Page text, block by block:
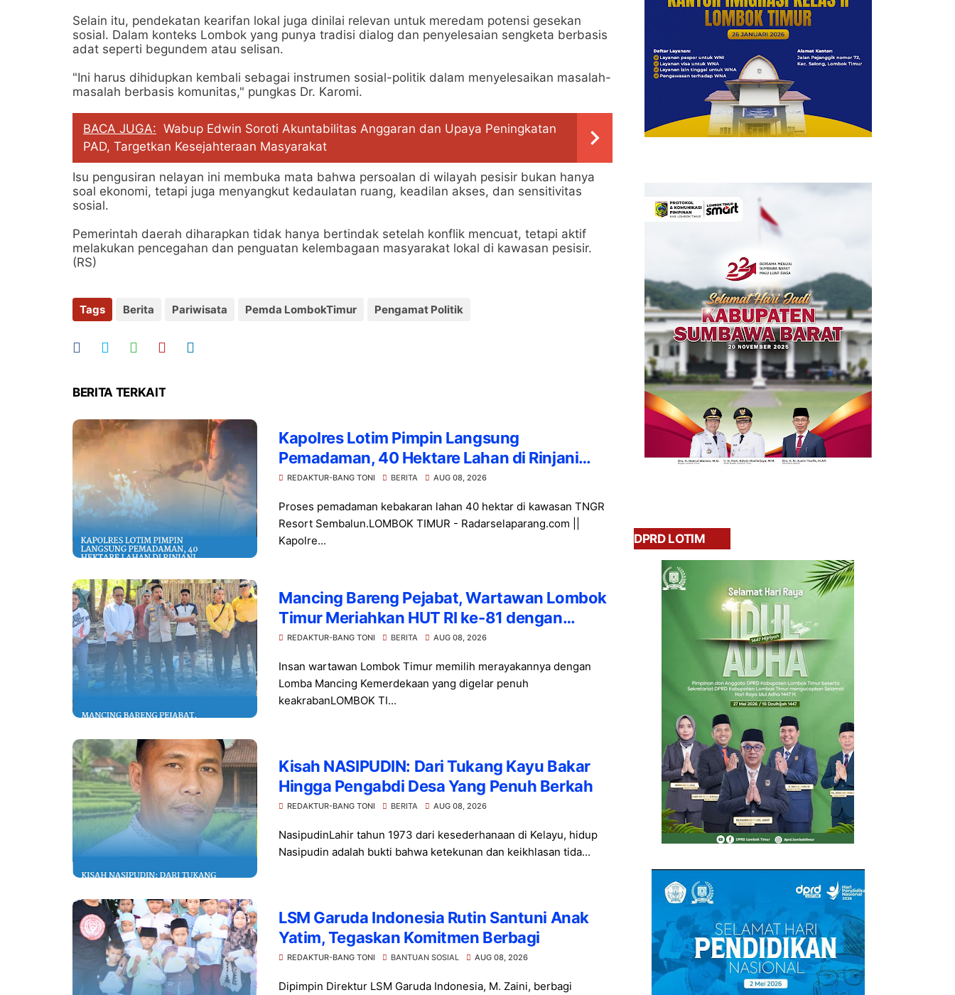
Selain itu, pendekatan kearifan lokal juga dinilai relevan untuk meredam potensi gesekan
sosial. Dalam konteks Lombok yang punya tradisi dialog dan penyelesaian sengketa berbasis
adat seperti begundem atau selisan.
"Ini harus dihidupkan kembali sebagai instrumen sosial-politik dalam menyelesaikan masalah-
masalah berbasis komunitas," pungkas Dr. Karomi.
BACA JUGA: Wabup Edwin Soroti Akuntabilitas Anggaran dan Upaya Peningkatan
PAD, Targetkan Kesejahteraan Masyarakat
Isu pengusiran nelayan ini membuka mata bahwa persoalan di wilayah pesisir bukan hanya
soal ekonomi, tetapi juga menyangkut kedaulatan ruang, keadilan akses, dan sensitivitas
sosial.
Pemerintah daerah diharapkan tidak hanya bertindak setelah konflik mencuat, tetapi aktif
melakukan pencegahan dan penguatan kelembagaan masyarakat lokal di kawasan pesisir.
(RS)
Tags Berita Pariwisata Pemda LombokTimur Pengamat Politik
BERITA TERKAIT
Kapolres Lotim Pimpin Langsung
Pemadaman, 40 Hektare Lahan di Rinjani
Resort Sembalun Berhasil Dipadamkan
REDAKTUR-BANG TONI BERITA AUG 08, 2026
Proses pemadaman kebakaran lahan 40 hektar di kawasan TNGR
Resort Sembalun.LOMBOK TIMUR - Radarselaparang.com ||
Kapolre...
Mancing Bareng Pejabat, Wartawan Lombok
Timur Meriahkan HUT RI ke-81 dengan
Kebersamaan
REDAKTUR-BANG TONI BERITA AUG 08, 2026
Insan wartawan Lombok Timur memilih merayakannya dengan
Lomba Mancing Kemerdekaan yang digelar penuh
keakrabanLOMBOK TI...
Kisah NASIPUDIN: Dari Tukang Kayu Bakar
Hingga Pengabdi Desa Yang Penuh Berkah
REDAKTUR-BANG TONI BERITA AUG 08, 2026
NasipudinLahir tahun 1973 dari kesederhanaan di Kelayu, hidup
Nasipudin adalah bukti bahwa ketekunan dan keikhlasan tida...
LSM Garuda Indonesia Rutin Santuni Anak
Yatim, Tegaskan Komitmen Berbagi
REDAKTUR-BANG TONI BANTUAN SOSIAL AUG 08, 2026
Dipimpin Direktur LSM Garuda Indonesia, M. Zaini, berbagi
DPRD LOTIM